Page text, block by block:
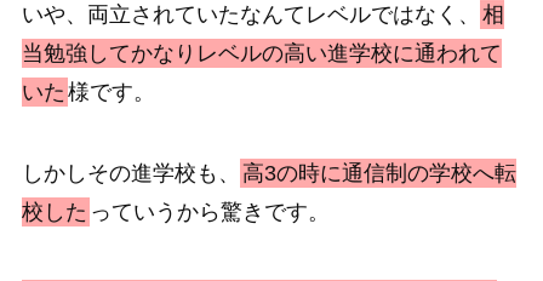
いや、両立されていたなんてレベルではなく、
相
当勉強してかなりレベルの高い進学校に通われて
いた 様です。
しかしその進学校も、
高3の時に通信制の学校へ転
校した っていうから驚きです。